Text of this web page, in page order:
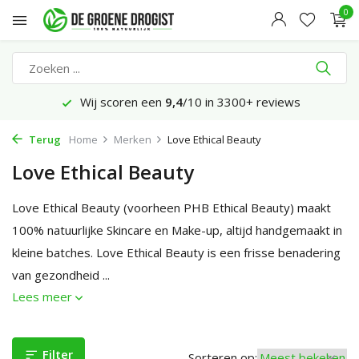
0
Wij scoren een 9,4/10 in 3300+ reviews
Terug Home Merken Love Ethical Beauty
Love Ethical Beauty
Love Ethical Beauty (voorheen PHB Ethical Beauty) maakt
100% natuurlijke Skincare en Make-up, altijd handgemaakt in
kleine batches. Love Ethical Beauty is een frisse benadering
van gezondheid ...
Lees meer
Filter